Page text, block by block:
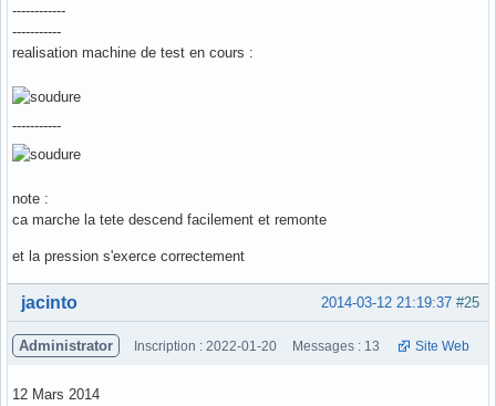
------------
-----------
realisation machine de test en cours :
-----------
note :
ca marche la tete descend facilement et remonte
et la pression s'exerce correctement
Hors ligne #25
2014-03-12 21:19:37
jacinto
Administrator Inscription : 2022-01-20 Messages : 13 Site Web
12 Mars 2014